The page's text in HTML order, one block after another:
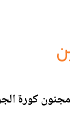
كورة